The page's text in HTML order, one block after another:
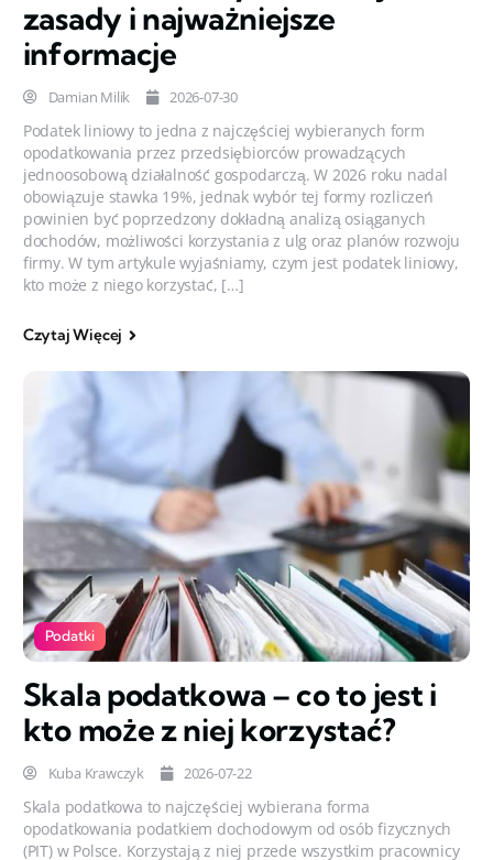
zasady i najważniejsze
informacje
Damian Milik 2026-07-30
Podatek liniowy to jedna z najczęściej wybieranych form
opodatkowania przez przedsiębiorców prowadzących
jednoosobową działalność gospodarczą. W 2026 roku nadal
obowiązuje stawka 19%, jednak wybór tej formy rozliczeń
powinien być poprzedzony dokładną analizą osiąganych
dochodów, możliwości korzystania z ulg oraz planów rozwoju
firmy. W tym artykule wyjaśniamy, czym jest podatek liniowy,
kto może z niego korzystać, […]
Czytaj Więcej
Podatki
Skala podatkowa – co to jest i
kto może z niej korzystać?
Kuba Krawczyk 2026-07-22
Skala podatkowa to najczęściej wybierana forma
opodatkowania podatkiem dochodowym od osób fizycznych
(PIT) w Polsce. Korzystają z niej przede wszystkim pracownicy